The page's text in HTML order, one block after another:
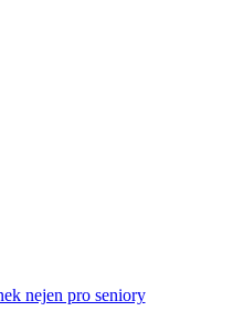
nejen pro seniory